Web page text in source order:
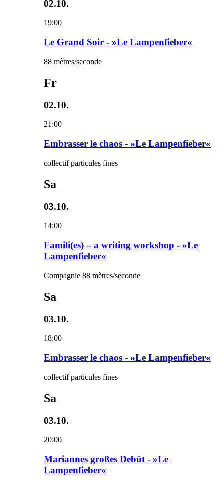
02.10.
19:00
Le Grand Soir - »Le Lampenfieber«
88 mètres/seconde
Fr
02.10.
21:00
Embrasser le chaos - »Le Lampenfieber«
collectif particules fines
Sa
03.10.
14:00
Famili(es) – a writing workshop - »Le
Lampenfieber«
Compagnie 88 mètres/seconde
Sa
03.10.
18:00
Embrasser le chaos - »Le Lampenfieber«
collectif particules fines
Sa
03.10.
20:00
Mariannes großes Debüt - »Le
Lampenfieber«